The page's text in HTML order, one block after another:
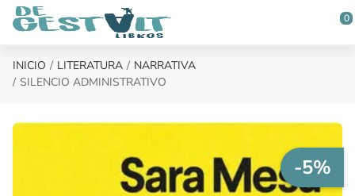
Saltar al contenido principal
0
INICIO LITERATURA
NARRATIVA
SILENCIO ADMINISTRATIVO
-5%